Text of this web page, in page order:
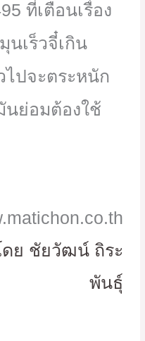
ที่เตือนเรื่อง
นเร็วจี๋เกิน
ปจะตระหนัก
นย่อมต้องใช้
ย ชัยวัฒน์ ถิระ
พันธุ์